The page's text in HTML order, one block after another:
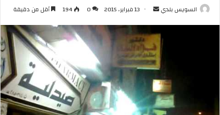
السويس بلدي
أرسل
إلكترونيا
13 فبراير، 2015 0
194 أقل من دقيقة